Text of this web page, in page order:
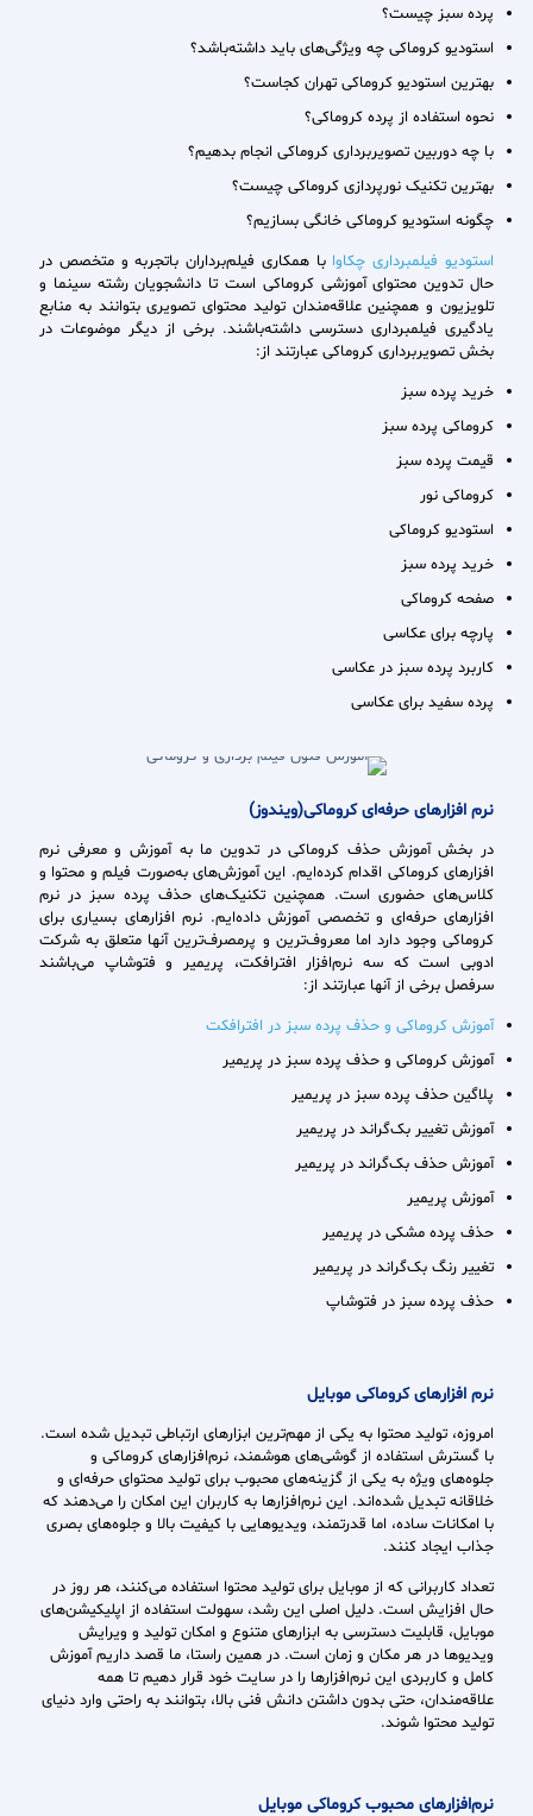
پرده سبز چیست؟
استودیو کروماکی چه ویژگی‌های باید داشته‌باشد؟
بهترین استودیو کروماکی تهران کجاست؟
نحوه استفاده از پرده کروماکی؟
با چه دوربین تصویربرداری کروماکی انجام بدهیم؟
بهترین تکنیک نورپردازی کروماکی چیست؟
چگونه استودیو کروماکی خانگی بسازیم؟
استودیو فیلمبرداری چکاوا با همکاری فیلم‌برداران باتجربه و متخصص در
حال تدوین محتوای آموزشی کروماکی است تا دانشجویان رشته سینما و
تلویزیون و همچنین علاقه‌مندان تولید محتوای تصویری بتوانند به منابع
یادگیری فیلمبرداری دسترسی داشته‌باشند. برخی از دیگر موضوعات در
بخش تصویربرداری کروماکی عبارتند از:
خرید پرده سبز
کروماکی پرده سبز
قیمت پرده سبز
کروماکی نور
استودیو کروماکی
خرید پرده سبز
صفحه کروماکی
پارچه برای عکاسی
کاربرد پرده سبز در عکاسی
پرده سفید برای عکاسی
نرم افزارهای حرفهای کروماکی(ویندوز)
در بخش آموزش حذف کروماکی در تدوین ما به آموزش و معرفی نرم
افزارهای کروماکی اقدام کرده‌ایم. این آموزش‌های به‌صورت فیلم و محتوا و
کلاس‌های حضوری است. همچنین تکنیک‌های حذف پرده سبز در نرم
افزارهای حرفه‌ای و تخصصی آموزش داده‌ایم. نرم افزارهای بسیاری برای
کروماکی وجود دارد اما معروف‌ترین و پرمصرف‌ترین آنها متعلق به شرکت
ادوبی است که سه نرم‌افزار افترافکت، پریمیر و فتوشاپ می‌باشند
سرفصل برخی از آنها عبارتند از:
آموزش کروماکی و حذف پرده سبز در افترافکت
آموزش کروماکی و حذف پرده سبز در پریمیر
پلاگین حذف پرده سبز در پریمیر
آموزش تغییر بک‌گراند در پریمیر
آموزش حذف بک‌گراند در پریمیر
آموزش پریمیر
حذف پرده مشکی در پریمیر
تغییر رنگ بک‌گراند در پریمیر
حذف پرده سبز در فتوشاپ
نرم افزارهای کروماکی موبایل
امروزه، تولید محتوا به یکی از مهم‌ترین ابزارهای ارتباطی تبدیل شده است.
با گسترش استفاده از گوشی‌های هوشمند، نرم‌افزارهای کروماکی و
جلوه‌های ویژه به یکی از گزینه‌های محبوب برای تولید محتوای حرفه‌ای و
خلاقانه تبدیل شده‌اند. این نرم‌افزارها به کاربران این امکان را می‌دهند که
با امکانات ساده، اما قدرتمند، ویدیوهایی با کیفیت بالا و جلوه‌های بصری
جذاب ایجاد کنند.
تعداد کاربرانی که از موبایل برای تولید محتوا استفاده می‌کنند، هر روز در
حال افزایش است. دلیل اصلی این رشد، سهولت استفاده از اپلیکیشن‌های
موبایل، قابلیت دسترسی به ابزارهای متنوع و امکان تولید و ویرایش
ویدیوها در هر مکان و زمان است. در همین راستا، ما قصد داریم آموزش
کامل و کاربردی این نرم‌افزارها را در سایت خود قرار دهیم تا همه
علاقه‌مندان، حتی بدون داشتن دانش فنی بالا، بتوانند به راحتی وارد دنیای
تولید محتوا شوند.
نرم‌افزارهای محبوب کروماکی موبایل